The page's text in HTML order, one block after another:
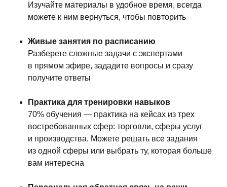
Изучайте материалы в удобное время, всегда
можете к ним вернуться, чтобы повторить
Живые занятия по расписанию
Разберете сложные задачи с экспертами
в прямом эфире, зададите вопросы и сразу
получите ответы
Практика для тренировки навыков
70% обучения — практика на кейсах из трех
востребованных сфер: торговли, сферы услуг
и производства. Можете решать все задания
из одной сферы или выбрать ту, которая больше
вам интересна